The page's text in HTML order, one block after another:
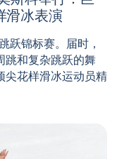
滑冰表演
跃锦标赛。届时，
跳和复杂跳跃的舞
尖花样滑冰运动员精